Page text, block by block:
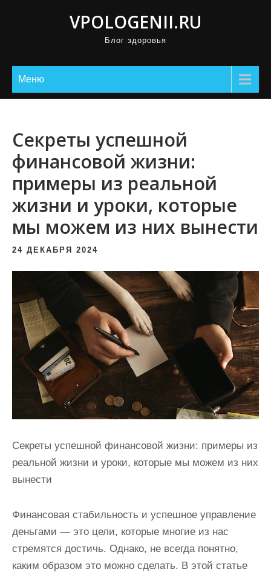
VPOLOGENII.RU
Блог здоровья
Меню
Секреты успешной
финансовой жизни:
примеры из реальной
жизни и уроки, которые
мы можем из них вынести
24 ДЕКАБРЯ 2024
Секреты успешной финансовой жизни: примеры из
реальной жизни и уроки, которые мы можем из них
вынести
Финансовая стабильность и успешное управление
деньгами — это цели, которые многие из нас
стремятся достичь. Однако, не всегда понятно,
каким образом это можно сделать. В этой статье